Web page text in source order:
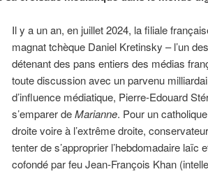
Il y a un an, en juillet 2024, la filiale
magnat tchèque Daniel Kretinsky – l’un
détenant des pans entiers des médias
toute discussion avec un parvenu
d’influence médiatique, Pierre-Edouard
s’emparer deMarianne. Pour un
droite voire à l’extrême droite,
tenter de s’approprier l’hebdomadaire laïc
cofondé par feu Jean-François Khan